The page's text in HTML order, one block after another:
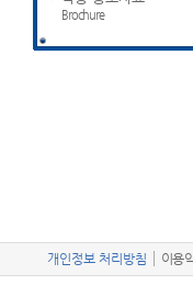
Brochure
개인정보 처리방침 이용